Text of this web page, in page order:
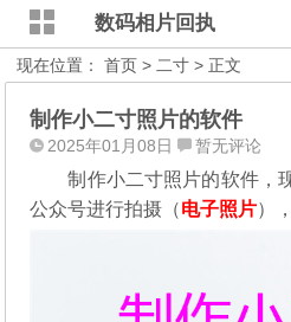
数码相片回执
现在位置：首页 > 二寸 > 正文
制作小二寸照片的软件
2025年01月08日 暂无评论
制作小二寸照片的软件，
公众号进行拍摄（电子照片）